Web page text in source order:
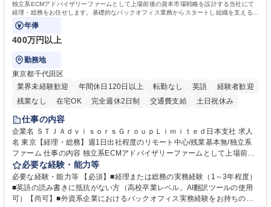
独立系ECMアドバイザリーファームとして上場前後の資本市場戦略を設計する当社にて
経理・総務をお任せします。基礎的なバックオフィス業務からスタートし組織を支える専
任担当として広く活躍できる環境です。
年俸
400万円以上
勤務地
東京都千代田区
業界未経験歓迎
年間休日120日以上 転勤なし 英語
経験者歓迎
残業なし
在宅OK 完全週休2日制 交通費支給 土日祝休み
仕事の内容
企業名 ＳＴＪＡｄｖｉｓｏｒｓＧｒｏｕｐＬｉｍｉｔｅｄ日本支社 求人
名 東京【経理・総務】週1日出社程度のリモート中心/残業基本無/独立系
ファーム 仕事の内容 独立系ECMアドバイザリーファームとして上場前後
の資本市場戦略を設計する当社にて経理・総務をお任せします。基礎的な
バックオフィス業務からスタートし組織を支える専任担当として広く活躍
できる環境です。 ■日常経理、月次および年次決算サポート業務 ■本国
（グローバル）との英文メール対応（AI翻訳ツール等を使用しての対応で
必要な経験・能力等
必要な経験・能力等 【必須】■経理または総務の実務経験（1～3年程度）
■英語の読み書きに抵抗がない方（高校卒業レベル。AI翻訳ツールの使用
可）【尚可】■外資系企業におけるバックオフィス実務経験をお持ちの方